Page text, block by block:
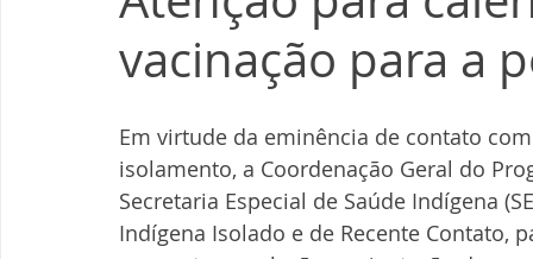
vacinação para a
Em virtude da eminência de contato
isolamento, a Coordenação Geral do
Secretaria Especial de Saúde Indígena
Indígena Isolado e de Recente Contato,